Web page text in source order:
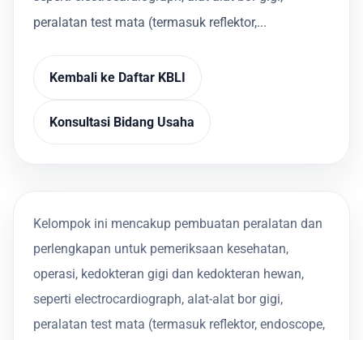
peralatan test mata (termasuk reflektor,...
Kembali ke Daftar KBLI
Konsultasi Bidang Usaha
Kelompok ini mencakup pembuatan peralatan dan
perlengkapan untuk pemeriksaan kesehatan,
operasi, kedokteran gigi dan kedokteran hewan,
seperti electrocardiograph, alat-alat bor gigi,
peralatan test mata (termasuk reflektor, endoscope,